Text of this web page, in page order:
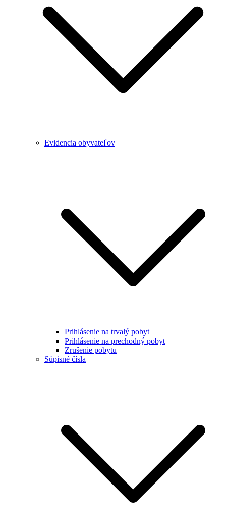
Evidencia obyvateľov
Prihlásenie na trvalý pobyt
Prihlásenie na prechodný pobyt
Zrušenie pobytu
Súpisné čísla